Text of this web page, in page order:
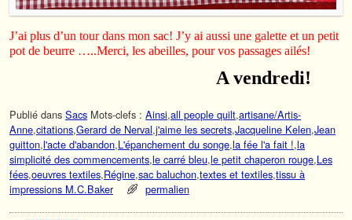
J’ai plus d’un tour dans mon sac! J’y ai aussi une galette et un petit
pot de beurre …..Merci, les abeilles, pour vos passages ailés!
A vendredi!
Publié dans Sacs Mots-clefs : Ainsi,all people quilt,artisane/Artis-
Anne,citations,Gerard de Nerval,j'aime les secrets,Jacqueline Kelen,Jean
guitton,l'acte d'abandon,L'épanchement du songe,la fée l'a fait !,la
simplicité des commencements,le carré bleu,le petit chaperon rouge,Les
fées,oeuvres textiles,Régine,sac baluchon,textes et textiles,tissu à
impressions M.C.Baker
permalien